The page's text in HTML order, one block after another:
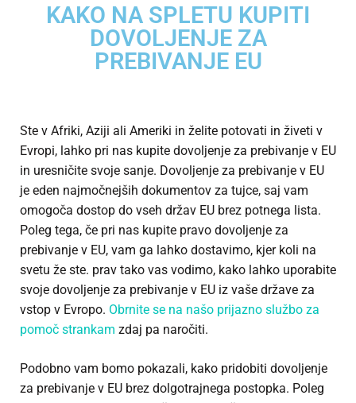
KAKO NA SPLETU KUPITI
DOVOLJENJE ZA
PREBIVANJE EU
Ste v Afriki, Aziji ali Ameriki in želite potovati in živeti v
Evropi, lahko pri nas kupite dovoljenje za prebivanje v EU
in uresničite svoje sanje. Dovoljenje za prebivanje v EU
je eden najmočnejših dokumentov za tujce, saj vam
omogoča dostop do vseh držav EU brez potnega lista.
Poleg tega, če pri nas kupite pravo dovoljenje za
prebivanje v EU, vam ga lahko dostavimo, kjer koli na
svetu že ste. prav tako vas vodimo, kako lahko uporabite
svoje dovoljenje za prebivanje v EU iz vaše države za
vstop v Evropo. Obrnite se na našo prijazno službo za
pomoč strankam zdaj pa naročiti.
Podobno vam bomo pokazali, kako pridobiti dovoljenje
za prebivanje v EU brez dolgotrajnega postopka. Poleg